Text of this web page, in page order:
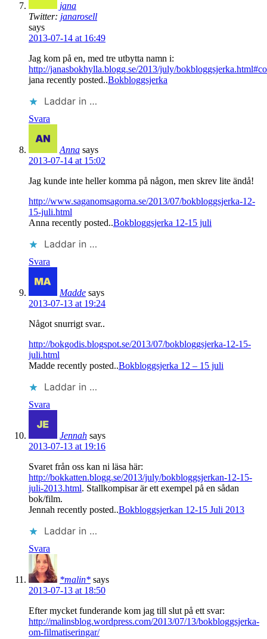
jana
Twitter: janarosell
says
2013-07-14 at 16:49
Jag kom på en, med tre utbytta namn i:
http://janasbokhylla.blogg.se/2013/july/
jana recently posted..Bokbloggsjerka
Laddar in …
Svara
Anna says
2013-07-14 at 15:02
Jag kunde inte heller komma på någon, men skrev lite ändå!
http://www.saganomsagorna.se/2013/07/bokbloggsjerka-12-
15-juli.html
Anna recently posted..Bokbloggsjerka 12-15 juli
Laddar in …
Svara
Madde says
2013-07-13 at 19:24
Något snurrigt svar..
http://bokgodis.blogspot.se/2013/07/bokbloggsjerka-12-15-
juli.html
Madde recently posted..Bokbloggsjerka 12 – 15 juli
Laddar in …
Svara
Jennah says
2013-07-13 at 19:16
Svaret från oss kan ni läsa här:
http://bokkatten.blogg.se/2013/july/bokbloggsjerkan-12-15-
juli-2013.html. Stallkompisar är ett exempel på en sådan
bok/film.
Jennah recently posted..Bokbloggsjerkan 12-15 Juli 2013
Laddar in …
Svara
*malin* says
2013-07-13 at 18:50
Efter mycket funderande kom jag till slut på ett svar:
http://malinsblog.wordpress.com/2013/07/13/bokbloggsjerka-
om-filmatiseringar/